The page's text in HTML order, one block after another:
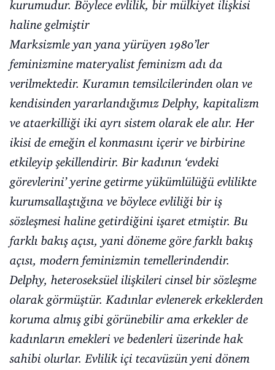
kurumudur. Böylece evlilik, bir mülkiyet ilişkisi
haline gelmiştir
Marksizmle yan yana yürüyen 1980’ler
feminizmine materyalist feminizm adı da
verilmektedir. Kuramın temsilcilerinden olan ve
kendisinden yararlandığımız Delphy, kapitalizm
ve ataerkilliği iki ayrı sistem olarak ele alır. Her
ikisi de emeğin el konmasını içerir ve birbirine
etkileyip şekillendirir. Bir kadının ‘evdeki
görevlerini’ yerine getirme yükümlülüğü evlilikte
kurumsallaştığına ve böylece evliliği bir iş
sözleşmesi haline getirdiğini işaret etmiştir. Bu
farklı bakış açısı, yani döneme göre farklı bakış
açısı, modern feminizmin temellerindendir.
Delphy, heteroseksüel ilişkileri cinsel bir sözleşme
olarak görmüştür. Kadınlar evlenerek erkeklerden
koruma almış gibi görünebilir ama erkekler de
kadınların emekleri ve bedenleri üzerinde hak
sahibi olurlar. Evlilik içi tecavüzün yeni dönem